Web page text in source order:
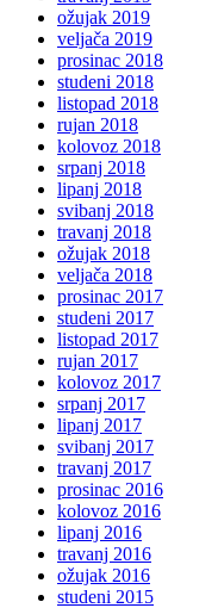
ožujak 2019
veljača 2019
prosinac 2018
studeni 2018
listopad 2018
rujan 2018
kolovoz 2018
srpanj 2018
lipanj 2018
svibanj 2018
travanj 2018
ožujak 2018
veljača 2018
prosinac 2017
studeni 2017
listopad 2017
rujan 2017
kolovoz 2017
srpanj 2017
lipanj 2017
svibanj 2017
travanj 2017
prosinac 2016
kolovoz 2016
lipanj 2016
travanj 2016
ožujak 2016
studeni 2015